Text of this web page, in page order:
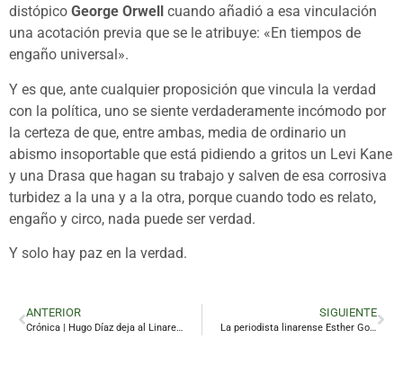
distópico George Orwell
cuando añadió a esa vinculación
una acotación previa que se le atribuye: «En tiempos de
engaño universal».
Y es que, ante cualquier proposición que vincula la verdad
con la política, uno se siente verdaderamente incómodo por
la certeza de que, entre ambas, media de ordinario un
abismo insoportable que está pidiendo a gritos un Levi Kane
y una Drasa que hagan su trabajo y salven de esa corrosiva
turbidez a la una y a la otra, porque cuando todo es relato,
engaño y circo, nada puede ser verdad.
Y solo hay paz en la verdad.
ANTERIOR
Crónica | Hugo Díaz deja al Linares virtualmente salvado
SIGUIENTE
La periodista linarense Esther González Garín, nueva directora de Magacines de RTVE